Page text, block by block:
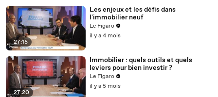
27:15
Les enjeux et les défis dans
l'immobilier neuf
Le Figaro
il y a 4 mois
27:20
Immobilier : quels outils et quels
leviers pour bien investir ?
Le Figaro
il y a 5 mois